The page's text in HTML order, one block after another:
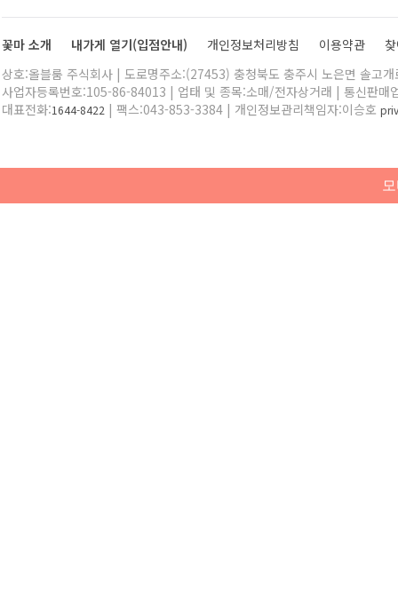
꽃마 소개 내가게 열기(입점안내) 개인정보처리방침 이용약관
상호:올블룸 주식회사 | 도로명주소:(27453) 충청북도 충주시 노은면 솔고
사업자등록번호:105-86-84013 | 업태 및 종목:소매/전자상거래 | 통신판매
대표전화:1644-8422 | 팩스:043-853-3384 | 개인정보관리책임자:이승호